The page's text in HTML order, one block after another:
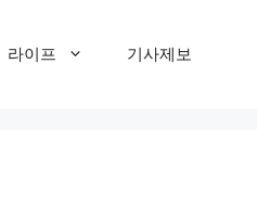
라이프 기사제보